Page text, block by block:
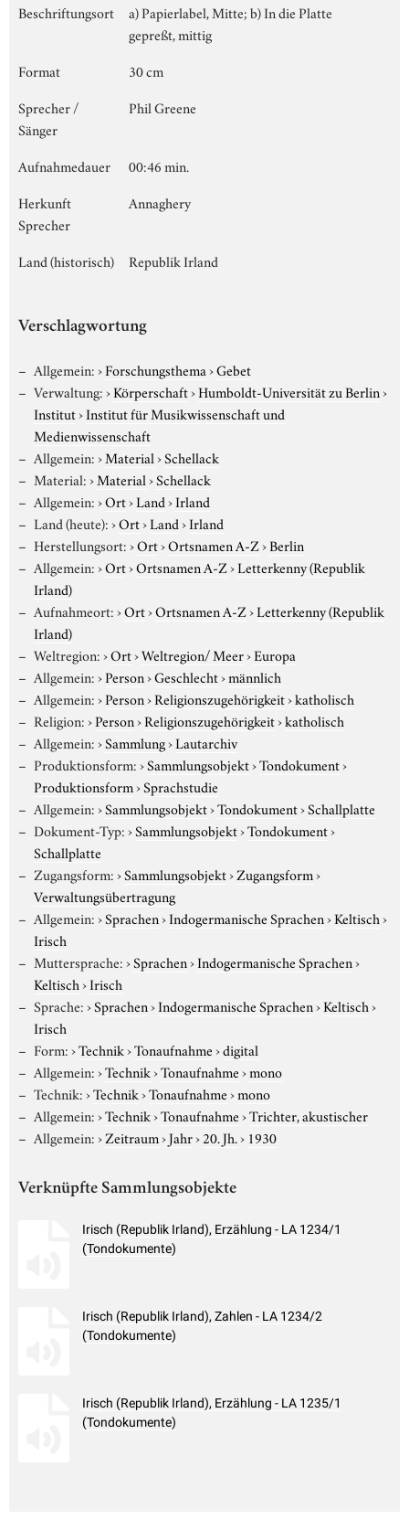
Beschriftungsort
a) Papierlabel, Mitte; b) In die Platte
gepreßt, mittig
Format
30 cm
Sprecher /
Sänger
Phil Greene
Aufnahmedauer
00:46 min.
Herkunft
Sprecher
Annaghery
Land (historisch) Republik Irland
Verschlagwortung
Allgemein:›Forschungsthema›Gebet
Verwaltung:›Körperschaft›Humboldt-Universität zu Berlin›
Institut›Institut für Musikwissenschaft und
Medienwissenschaft
Allgemein:›Material›Schellack
Material:›Material›Schellack
Allgemein:›Ort›Land›Irland
Land (heute):›Ort›Land›Irland
Herstellungsort:›Ort›Ortsnamen A-Z›Berlin
Allgemein:›Ort›Ortsnamen A-Z›Letterkenny (Republik
Irland)
Aufnahmeort:›Ort›Ortsnamen A-Z›Letterkenny (Republik
Irland)
Weltregion:›Ort›Weltregion/ Meer›Europa
Allgemein:›Person›Geschlecht›männlich
Allgemein:›Person›Religionszugehörigkeit›katholisch
Religion:›Person›Religionszugehörigkeit›katholisch
Allgemein:›Sammlung›Lautarchiv
Produktionsform:›Sammlungsobjekt›Tondokument›
Produktionsform›Sprachstudie
Allgemein:›Sammlungsobjekt›Tondokument›Schallplatte
Dokument-Typ:›Sammlungsobjekt›Tondokument›
Schallplatte
Zugangsform:›Sammlungsobjekt›Zugangsform›
Verwaltungsübertragung
Allgemein:›Sprachen›Indogermanische Sprachen›Keltisch›
Irisch
Muttersprache:›Sprachen›Indogermanische Sprachen›
Keltisch›Irisch
Sprache:›Sprachen›Indogermanische Sprachen›Keltisch›
Irisch
Form:›Technik›Tonaufnahme›digital
Allgemein:›Technik›Tonaufnahme›mono
Technik:›Technik›Tonaufnahme›mono
Allgemein:›Technik›Tonaufnahme›Trichter, akustischer
Allgemein:›Zeitraum›Jahr›20. Jh.› 1930
Verknüpfte Sammlungsobjekte
Irisch (Republik Irland), Erzählung - LA 1234/1
(Tondokumente)
Irisch (Republik Irland), Zahlen - LA 1234/2
(Tondokumente)
Irisch (Republik Irland), Erzählung - LA 1235/1
(Tondokumente)